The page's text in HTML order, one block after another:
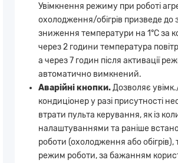
Увімкнення режиму при роботі
охолодження/обігрів призведе до
зниження температури на 1°С за
через 2 години температура
а через 7 годин після активації
автоматично вимкнений.
Аварійні кнопки.Дозволяє
кондиціонер у разі присутності
втрати пульта керування, як із
налаштуваннями та раніше
роботи (охолодження або обігрів),
режим роботи, за бажанням